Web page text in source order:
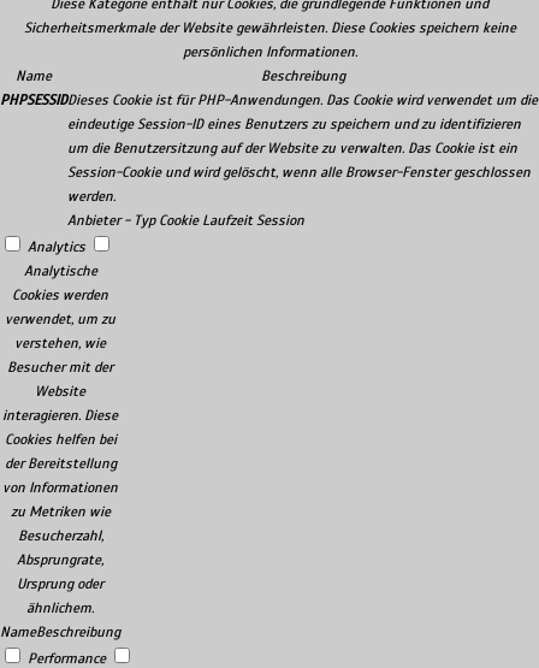
Diese Kategorie enthält nur Cookies, die grundlegende Funktionen und
Sicherheitsmerkmale der Website gewährleisten. Diese Cookies speichern keine
persönlichen Informationen.
Name
Beschreibung
PHPSESSIDDieses Cookie ist für PHP-Anwendungen. Das Cookie wird verwendet um die
eindeutige Session-ID eines Benutzers zu speichern und zu identifizieren
um die Benutzersitzung auf der Website zu verwalten. Das Cookie ist ein
Session-Cookie und wird gelöscht, wenn alle Browser-Fenster geschlossen
werden.
Anbieter - Typ Cookie Laufzeit Session
Analytics
Analytische
Cookies werden
verwendet, um zu
verstehen, wie
Besucher mit der
Website
interagieren. Diese
Cookies helfen bei
der Bereitstellung
von Informationen
zu Metriken wie
Besucherzahl,
Absprungrate,
Ursprung oder
ähnlichem.
NameBeschreibung
Performance